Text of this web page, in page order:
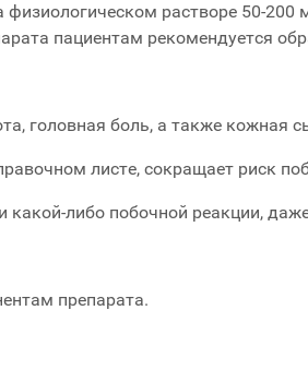
физиологическом растворе 50-
пациентам рекомендуется
головная боль, а также кожная
листе, сокращает риск
либо побочной реакции,
препарата.